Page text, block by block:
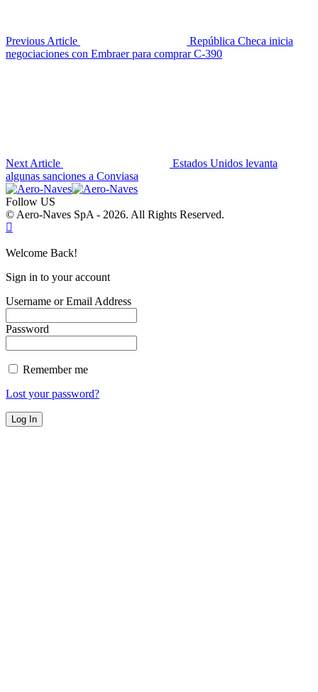
Previous Article
República Checa inicia
negociaciones con Embraer para comprar C-390
Next Article
Estados Unidos levanta
algunas sanciones a Conviasa
Follow US
© Aero-Naves SpA - 2026. All Rights Reserved.
Welcome Back!
Sign in to your account
Username or Email Address
Password
Remember me
Lost your password?